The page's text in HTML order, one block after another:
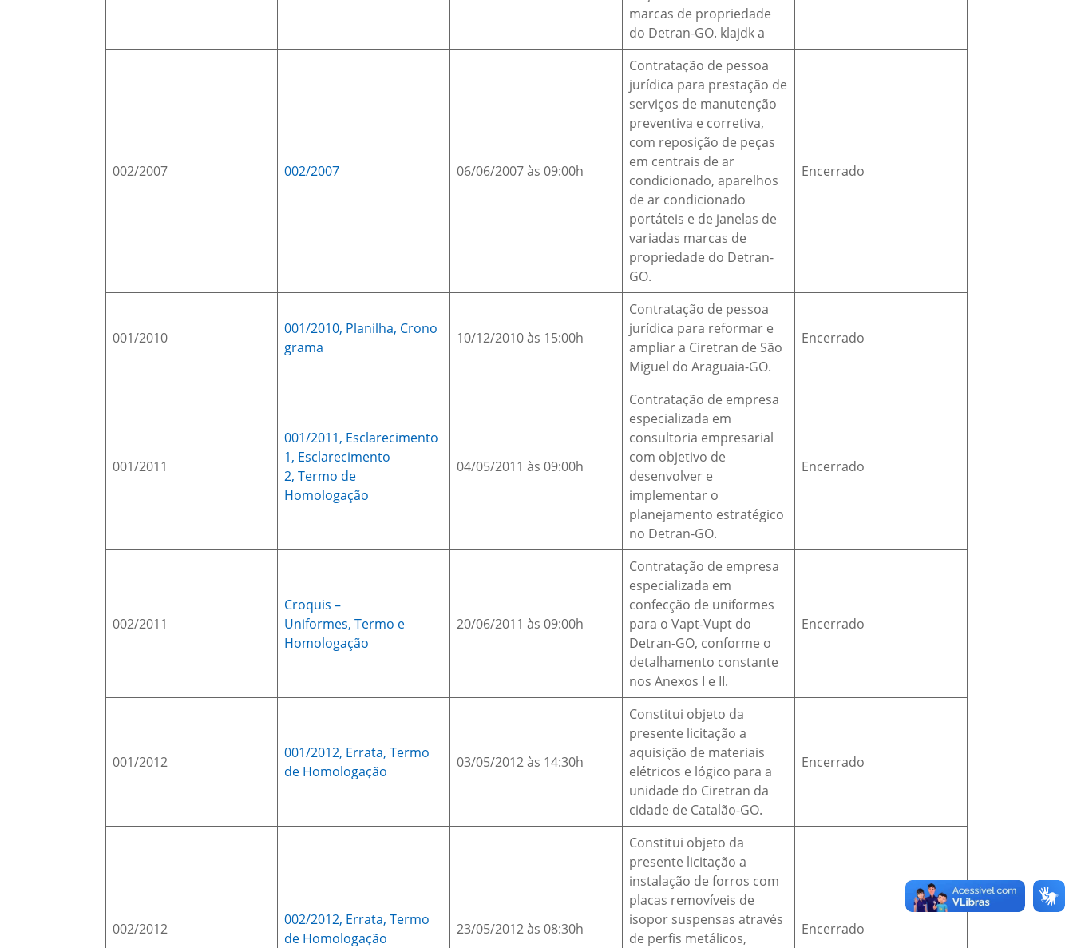
marcas de propriedade
do Detran-GO. klajdk a
002/2007 002/2007 06/06/2007 às 09:00h
Contratação de pessoa
jurídica para prestação de
serviços de manutenção
preventiva e corretiva,
com reposição de peças
em centrais de ar
condicionado, aparelhos
de ar condicionado
portáteis e de janelas de
variadas marcas de
propriedade do Detran-
GO.
Encerrado
001/2010
001/2010, Planilha, Crono
grama
10/12/2010 às 15:00h
Contratação de pessoa
jurídica para reformar e
ampliar a Ciretran de São
Miguel do Araguaia-GO.
Encerrado
001/2011
001/2011, Esclarecimento
1, Esclarecimento
2, Termo de
Homologação
04/05/2011 às 09:00h
Contratação de empresa
especializada em
consultoria empresarial
com objetivo de
desenvolver e
implementar o
planejamento estratégico
no Detran-GO.
Encerrado
002/2011
Croquis –
Uniformes, Termo e
Homologação
20/06/2011 às 09:00h
Contratação de empresa
especializada em
confecção de uniformes
para o Vapt-Vupt do
Detran-GO, conforme o
detalhamento constante
nos Anexos I e II.
Encerrado
001/2012
001/2012, Errata, Termo
de Homologação
03/05/2012 às 14:30h
Constitui objeto da
presente licitação a
aquisição de materiais
elétricos e lógico para a
unidade do Ciretran da
cidade de Catalão-GO.
Encerrado
002/2012
002/2012, Errata, Termo
de Homologação
23/05/2012 às 08:30h
Constitui objeto da
presente licitação a
instalação de forros com
placas removíveis de
isopor suspensas através
de perfis metálicos,
Encerrado